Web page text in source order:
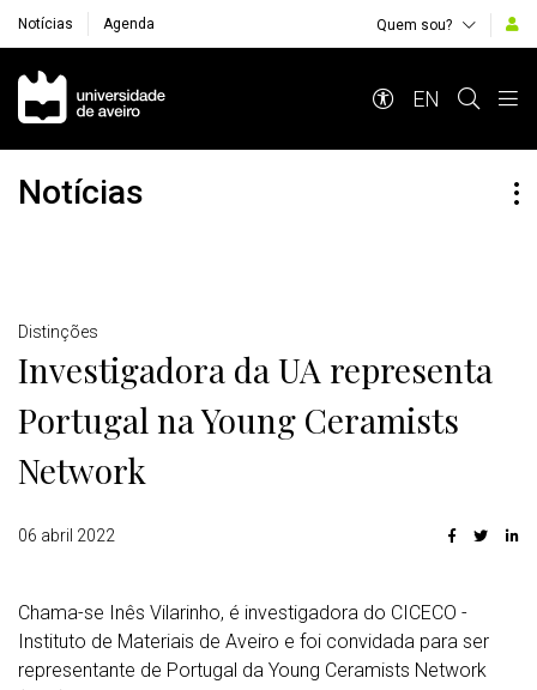
Notícias Agenda Quem sou?
Navegação Principal
EN
Notícias
Detalhes
Distinções
Investigadora da UA representa
Portugal na Young Ceramists
Network
06 abril 2022
Chama-se Inês Vilarinho, é investigadora do CICECO -
Instituto de Materiais de Aveiro e foi convidada para ser
representante de Portugal da Young Ceramists Network